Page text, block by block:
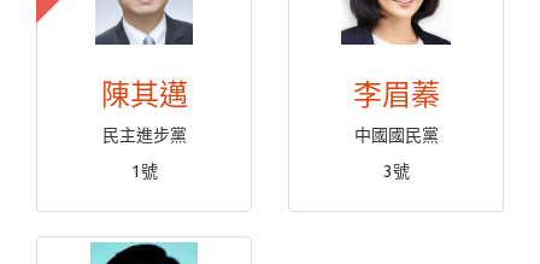
陳其邁
民主進步黨
1號
李眉蓁
中國國民黨
3號